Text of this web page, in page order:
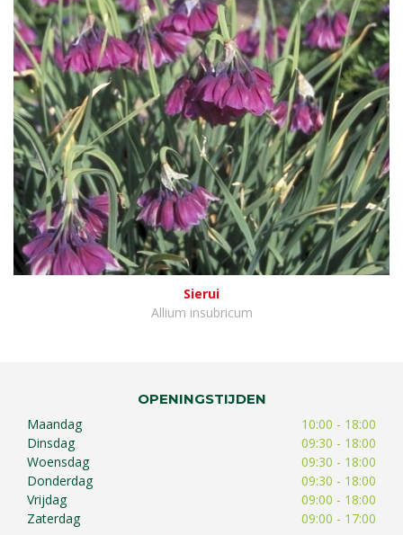
Sierui
Allium insubricum
OPENINGSTIJDEN
Maandag
10:00 - 18:00
Dinsdag
09:30 - 18:00
Woensdag
09:30 - 18:00
Donderdag
09:30 - 18:00
Vrijdag
09:00 - 18:00
Zaterdag
09:00 - 17:00